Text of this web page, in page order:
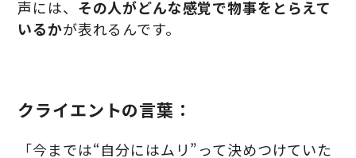
声には、 その人がどんな感覚で物事をとらえて
いるかが表れるんです。
クライエントの言葉：
「今までは“自分にはムリ”って決めつけていた